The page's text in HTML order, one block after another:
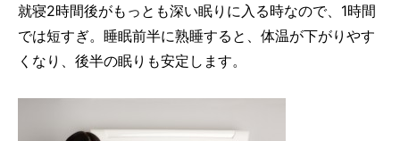
就寝2時間後がもっとも深い眠りに入る時なので、1時間
では短すぎ。睡眠前半に熟睡すると、体温が下がりやす
くなり、後半の眠りも安定します。